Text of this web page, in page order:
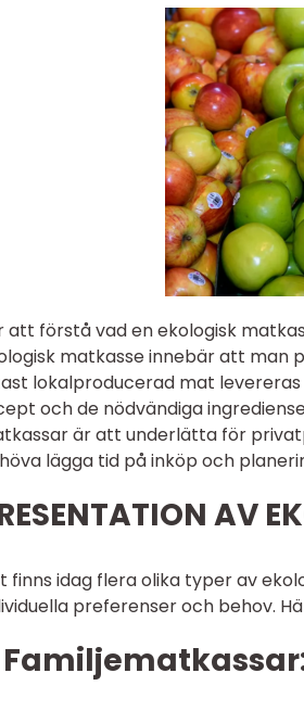
att förstå vad en ekologisk
matkasse innebär att man
lokalproducerad mat
och de nödvändiga
är att underlätta för
lägga tid på inköp och
AV
finns idag flera olika typer av
preferenser och behov.